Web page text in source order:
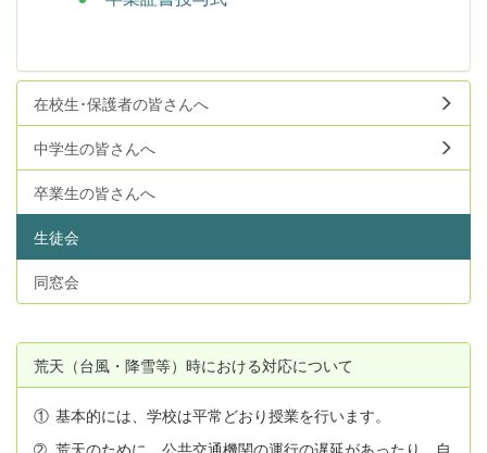
在校生･保護者の皆さんへ
中学生の皆さんへ
卒業生の皆さんへ
生徒会
同窓会
荒天（台風・降雪等）時における対応について
① 基本的には、学校は平常どおり授業を行います。